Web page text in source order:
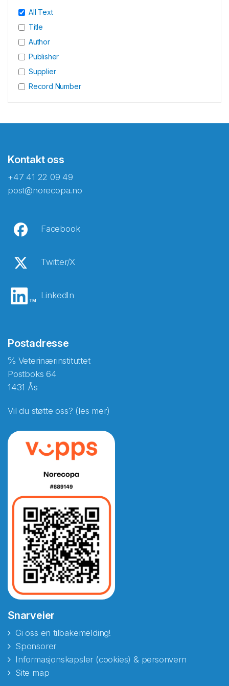
All Text
Title
Author
Publisher
Supplier
Record Number
Kontakt oss
+47 41 22 09 49
post@norecopa.no
Facebook
Twitter/X
LinkedIn
Postadresse
℅ Veterinærinstituttet
Postboks 64
1431 Ås
Vil du støtte oss? (les mer)
Snarveier
Gi oss en tilbakemelding!
Sponsorer
Informasjonskapsler (cookies) & personvern
Site map